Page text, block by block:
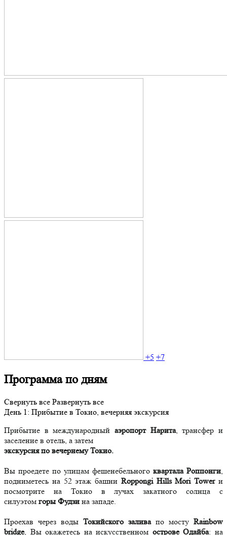
+5 +7
Программа по дням
Свернуть все Развернуть все
День 1 : Прибытие в Токио, вечерняя экскурсия
Прибытие в международный аэропорт Нарита, трансфер и
заселение в отель, а затем
экскурсия по вечернему Токио.
Вы проедете по улицам фешенебельного квартала Роппонги
подниметесь на 52 этаж башни Roppongi Hills Mori Towerи
посмотрите на Токио в лучах закатного солнца с
силуэтом горы Фудзи на западе.
Проехав через воды Токийского заливапо мосту Rainbow
bridge, Вы окажетесь на искусственном острове Одайба: на